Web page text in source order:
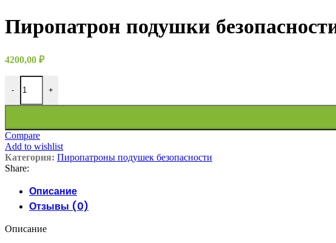
Пиропатрон подушки
4200,00 ₽
- +
Compare
Add to wishlist
Категория: Пиропатроны подушек безопасности
Share:
Описание
Отзывы (0)
Описание